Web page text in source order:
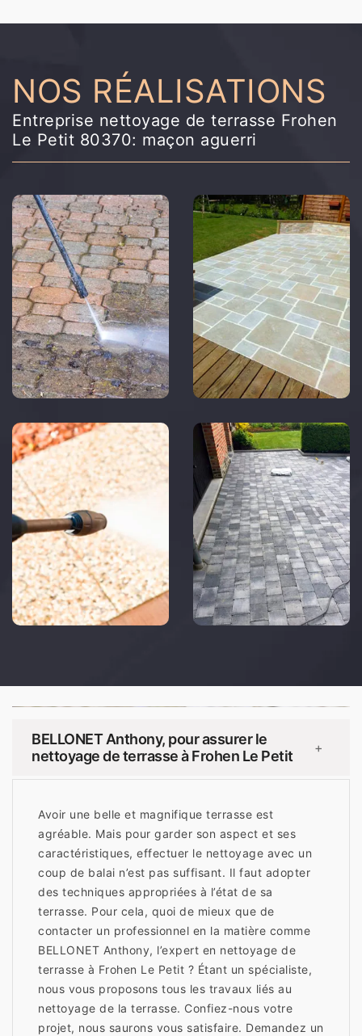
NOS RÉALISATIONS
Entreprise nettoyage de terrasse Frohen
Le Petit 80370: maçon aguerri
BELLONET Anthony, pour assurer le
nettoyage de terrasse à Frohen Le Petit
+
Avoir une belle et magnifique terrasse est
agréable. Mais pour garder son aspect et ses
caractéristiques, effectuer le nettoyage avec un
coup de balai n’est pas suffisant. Il faut adopter
des techniques appropriées à l’état de sa
terrasse. Pour cela, quoi de mieux que de
contacter un professionnel en la matière comme
BELLONET Anthony, l’expert en nettoyage de
terrasse à Frohen Le Petit ? Étant un spécialiste,
nous vous proposons tous les travaux liés au
nettoyage de la terrasse. Confiez-nous votre
projet, nous saurons vous satisfaire. Demandez un